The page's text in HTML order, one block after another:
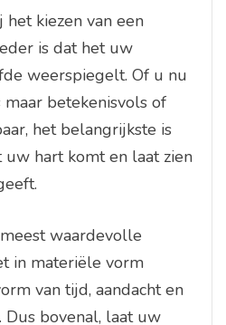
kiezen van een
is dat het uw
weerspiegelt. Of u nu
betekenisvols of
het belangrijkste is
uw hart komt en laat zien
waardevolle
in materiële vorm
van tijd, aandacht en
bovenal, laat uw